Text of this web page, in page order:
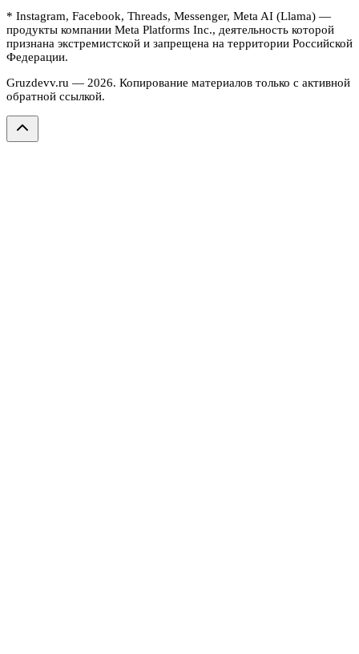
* Instagram, Facebook, Threads, Messenger, Meta AI (Llama) —
продукты компании Meta Platforms Inc., деятельность которой
признана экстремистской и запрещена на территории Российской
Федерации.
Gruzdevv.ru — 2026. Копирование материалов только с активной
обратной ссылкой.